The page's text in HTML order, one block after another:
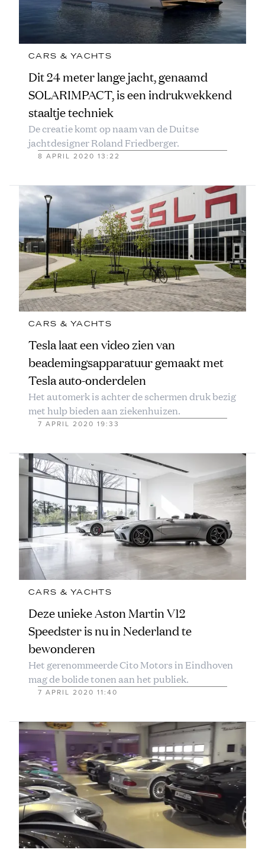
CARS & YACHTS
Dit 24 meter lange jacht, genaamd
SOLARIMPACT, is een indrukwekkend
staaltje techniek
De creatie komt op naam van de Duitse
jachtdesigner Roland Friedberger.
8 APRIL 2020 13:22
CARS & YACHTS
Tesla laat een video zien van
beademingsapparatuur gemaakt met
Tesla auto-onderdelen
Het automerk is achter de schermen druk bezig
met hulp bieden aan ziekenhuizen.
7 APRIL 2020 19:33
CARS & YACHTS
Deze unieke Aston Martin V12
Speedster is nu in Nederland te
bewonderen
Het gerenommeerde Cito Motors in Eindhoven
mag de bolide tonen aan het publiek.
7 APRIL 2020 11:40